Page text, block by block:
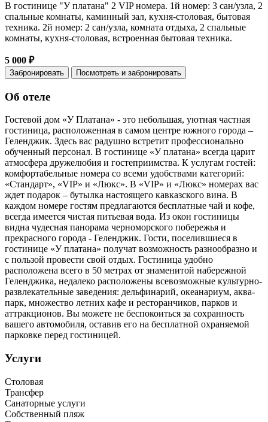
В гостинице "У платана" 2 VIP номера. 1й номер: 3 сан/узла, 2
спальные комнаты, каминный зал, кухня-столовая, бытовая
техника. 2й номер: 2 сан/узла, комната отдыха, 2 спальные
комнаты, кухня-столовая, встроенная бытовая техника.
5 000 ₽
Забронировать Посмотреть и забронировать
Об отеле
Гостевой дом «У Платана» - это небольшая, уютная частная
гостиница, расположенная в самом центре южного города –
Геленджик. Здесь вас радушно встретит профессионально
обученный персонал. В гостинице «У платана» всегда царит
атмосфера дружелюбия и гостеприимства. К услугам гостей:
комфортабельные номера со всеми удобствами категорий:
«Стандарт», «VIP» и «Люкс». В «VIP» и «Люкс» номерах вас
ждет подарок – бутылка настоящего кавказского вина. В
каждом номере гостям предлагаются бесплатные чай и кофе,
всегда имеется чистая питьевая вода. Из окон гостиницы
видна чудесная панорама черноморского побережья и
прекрасного города - Геленджик. Гости, поселившиеся в
гостинице «У платана» получат возможность разнообразно и
с пользой провести свой отдых. Гостиница удобно
расположена всего в 50 метрах от знаменитой набережной
Геленджика, недалеко расположены всевозможные культурно-
развлекательные заведения: дельфинарий, океанариум, аква-
парк, множество летних кафе и ресторанчиков, парков и
аттракционов. Вы можете не беспокоиться за сохранность
вашего автомобиля, оставив его на бесплатной охраняемой
парковке перед гостиницей.
Услуги
Столовая
Трансфер
Санаторные услуги
Собственный пляж